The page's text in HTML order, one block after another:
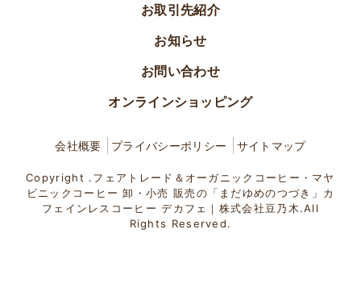
お取引先紹介
お知らせ
お問い合わせ
オンラインショッピング
会社概要 プライバシーポリシー サイトマップ
Copyright .フェアトレード＆オーガニックコーヒー・マヤ
ビニックコーヒー 卸・小売 販売の「まだゆめのつづき」カ
フェインレスコーヒー デカフェ｜株式会社豆乃木.All
Rights Reserved.